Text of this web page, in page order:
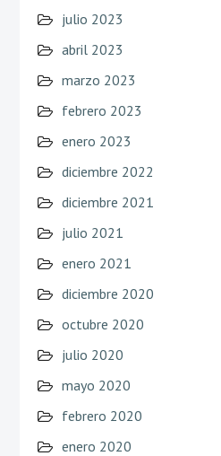
julio 2023
abril 2023
marzo 2023
febrero 2023
enero 2023
diciembre 2022
diciembre 2021
julio 2021
enero 2021
diciembre 2020
octubre 2020
julio 2020
mayo 2020
febrero 2020
enero 2020